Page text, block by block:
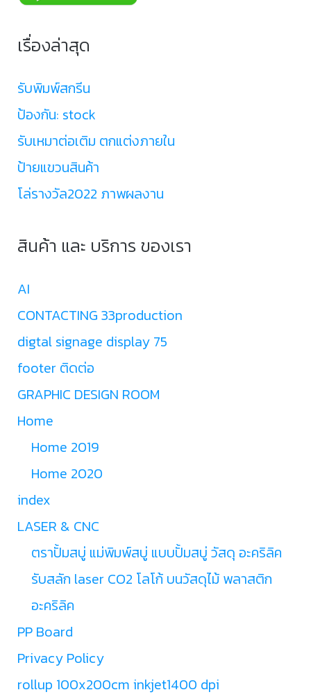
เรื่องล่าสุด
รับพิมพ์สกรีน
ป้องกัน: stock
รับเหมาต่อเติม ตกแต่งภายใน
ป้ายแขวนสินค้า
โล่รางวัล2022 ภาพผลงาน
สินค้า และ บริการ ของเรา
AI
CONTACTING 33production
digtal signage display 75
footer ติดต่อ
GRAPHIC DESIGN ROOM
Home
Home 2019
Home 2020
index
LASER & CNC
ตราปั้มสบู่ แม่พิมพ์สบู่ แบบปั้มสบู่ วัสดุ อะคริลิค
รับสลัก laser CO2 โลโก้ บนวัสดุไม้ พลาสติก
อะคริลิค
PP Board
Privacy Policy
rollup 100x200cm inkjet1400 dpi